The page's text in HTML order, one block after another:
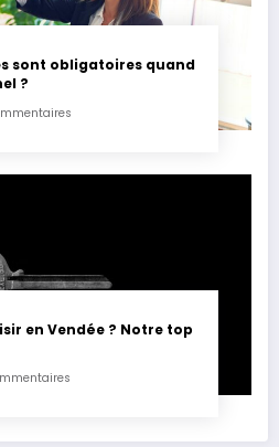
sont obligatoires quand
?
en Vendée ? Notre top